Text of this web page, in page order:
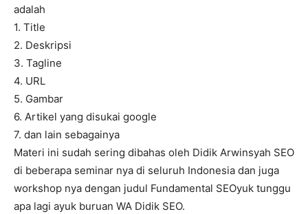
adalah
1. Title
2. Deskripsi
3. Tagline
4. URL
5. Gambar
6. Artikel yang disukai google
7. dan lain sebagainya
Materi ini sudah sering dibahas oleh Didik Arwinsyah SEO
di beberapa seminar nya di seluruh Indonesia dan juga
workshop nya dengan judul Fundamental SEOyuk tunggu
apa lagi ayuk buruan WA Didik SEO.